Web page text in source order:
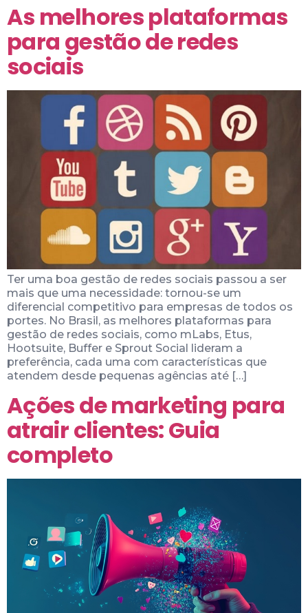
As melhores plataformas
para gestão de redes
sociais
Ter uma boa gestão de redes sociais passou a ser
mais que uma necessidade: tornou-se um
diferencial competitivo para empresas de todos os
portes. No Brasil, as melhores plataformas para
gestão de redes sociais, como mLabs, Etus,
Hootsuite, Buffer e Sprout Social lideram a
preferência, cada uma com características que
atendem desde pequenas agências até […]
Ações de marketing para
atrair clientes: Guia
completo